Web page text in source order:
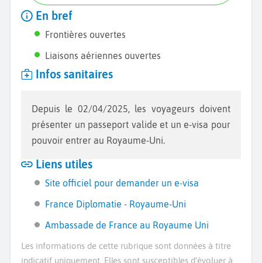
En bref
Frontières ouvertes
Liaisons aériennes ouvertes
Infos sanitaires
Depuis le 02/04/2025, les voyageurs doivent
présenter un passeport valide et un e-visa pour
pouvoir entrer au Royaume-Uni.
Liens utiles
Site officiel pour demander un e-visa
France Diplomatie - Royaume-Uni
Ambassade de France au Royaume Uni
Les informations de cette rubrique sont données à titre
indicatif uniquement. Elles sont susceptibles d’évoluer à